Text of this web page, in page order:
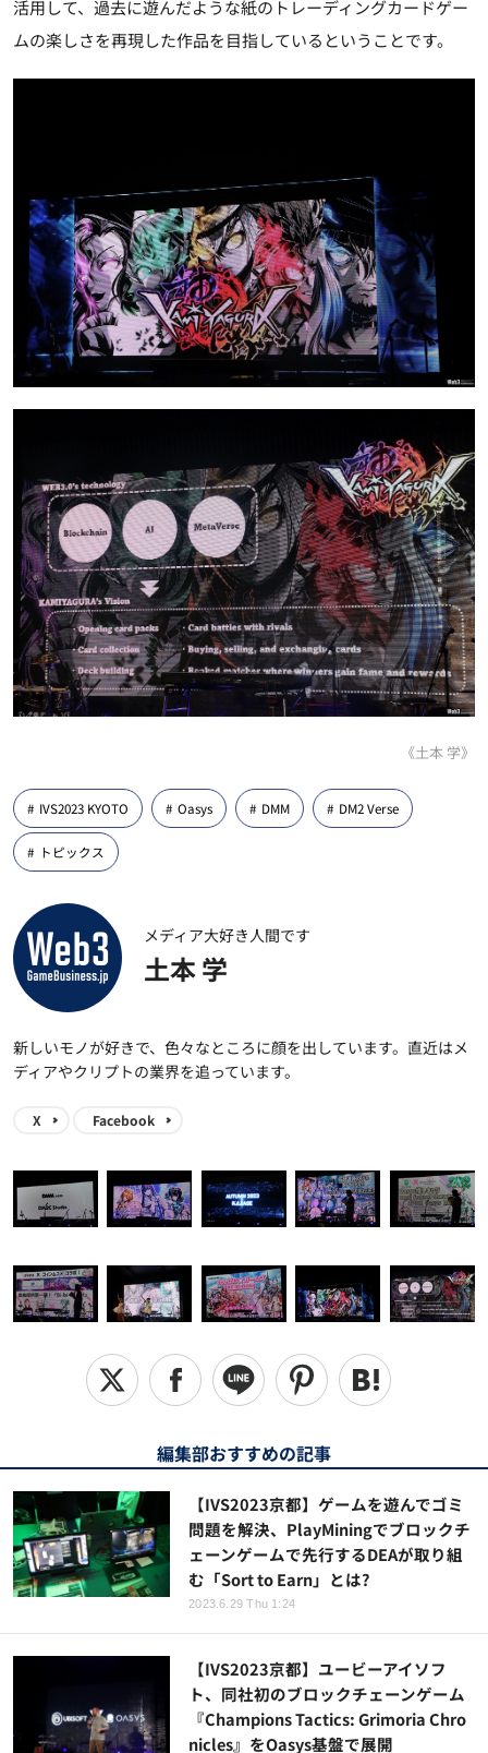
活用して、過去に遊んだような紙のトレーディングカードゲー
ムの楽しさを再現した作品を目指しているということです。
《土本 学》
IVS2023 KYOTO Oasys DMM DM2 Verse
トピックス
メディア大好き人間です
土本 学
新しいモノが好きで、色々なところに顔を出しています。直近はメ
ディアやクリプトの業界を追っています。
X Facebook
編集部おすすめの記事
【IVS2023京都】ゲームを遊んでゴミ
問題を解決、PlayMiningでブロックチ
ェーンゲームで先行するDEAが取り組
む「Sort to Earn」とは?
2023.6.29 Thu 1:24
【IVS2023京都】ユービーアイソフ
ト、同社初のブロックチェーンゲーム
『Champions Tactics: Grimoria Chro
nicles』をOasys基盤で展開